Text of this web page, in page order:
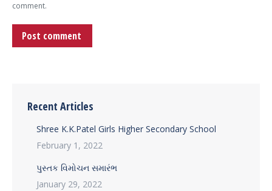
comment.
Post comment
Recent Articles
Shree K.K.Patel Girls Higher Secondary School
February 1, 2022
પુસ્તક વિમોચન સમારંભ
January 29, 2022